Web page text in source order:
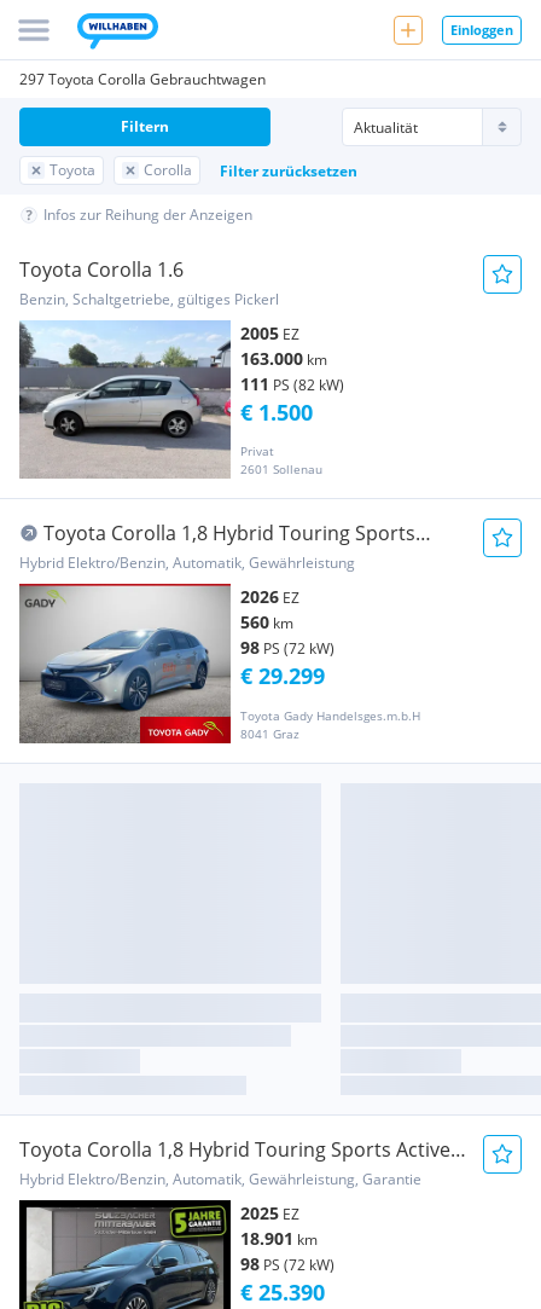
Einloggen
297 Toyota Corolla Gebrauchtwagen
Toyota Corolla Filter zurücksetzen
Filtern
Infos zur Reihung der Anzeigen
Toyota Corolla 1.6
Benzin, Schaltgetriebe, gültiges Pickerl
2005 EZ
163.000 km
111 PS (82 kW)
Privat
2601 Sollenau
€ 1.500
Toyota Corolla 1,8 Hybrid Touring Sports
Active Drive
Hybrid Elektro/Benzin, Automatik, Gewährleistung
2026 EZ
560 km
98 PS (72 kW)
Toyota Gady Handelsges.m.b.H
8041 Graz
€ 29.299
Toyota Corolla 1,8 Hybrid Touring Sports Active
Drive
Hybrid Elektro/Benzin, Automatik, Gewährleistung, Garantie
2025 EZ
18.901 km
98 PS (72 kW)
€ 25.390